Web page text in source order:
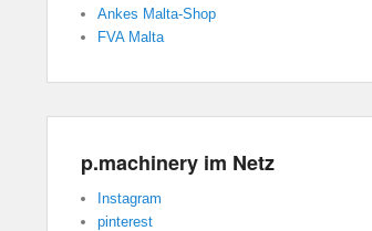
Ankes Malta-Shop
FVA Malta
p.machinery im Netz
Instagram
pinterest